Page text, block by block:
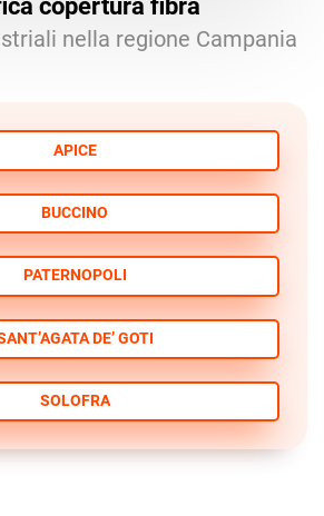
copertura fibra
nella regione Campania
APICE
BUCCINO
PATERNOPOLI
DE’ GOTI
SOLOFRA